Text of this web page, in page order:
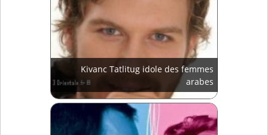
Kivanc Tatlitug idole des femmes
arabes